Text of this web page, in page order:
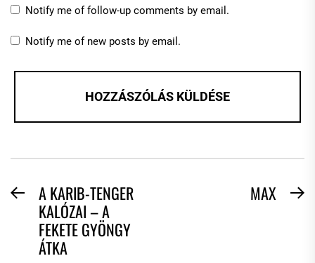
Notify me of follow-up comments by email.
Notify me of new posts by email.
BEJEGYZÉS
NAVIGÁCIÓ
PreviousA KARIB-TENGER
KALÓZAI – A
FEKETE GYÖNGY
ÁTKA
MAX